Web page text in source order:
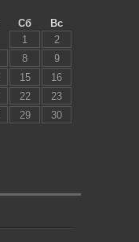
Сб
Вс
1
2
8
9
15
16
22
23
29
30